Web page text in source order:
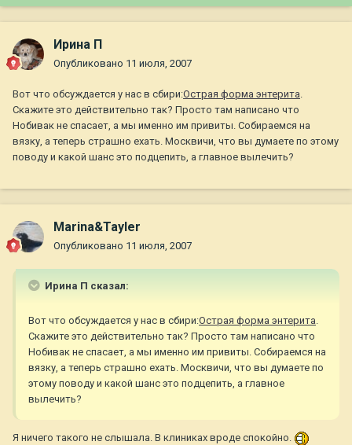
Ирина П
Опубликовано 11 июля, 2007
Вот что обсуждается у нас в сбири:Острая форма энтерита.
Скажите это действительно так? Просто там написано что
Нобивак не спасает, а мы именно им привиты. Собираемся на
вязку, а теперь страшно ехать. Москвичи, что вы думаете по этому
поводу и какой шанс это подцепить, а главное вылечить?
Marina&Tayler
Опубликовано 11 июля, 2007
Ирина П сказал:
Вот что обсуждается у нас в сбири:Острая форма энтерита.
Скажите это действительно так? Просто там написано что
Нобивак не спасает, а мы именно им привиты. Собираемся на
вязку, а теперь страшно ехать. Москвичи, что вы думаете по
этому поводу и какой шанс это подцепить, а главное
вылечить?
Я ничего такого не слышала. В клиниках вроде спокойно.